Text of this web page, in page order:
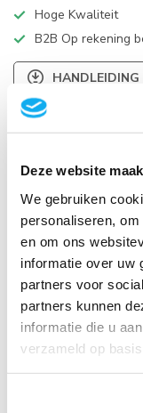
Deze website
We gebruiken
personaliseren,
en om ons
informatie over uw
partners voor
partners kunnen
informatie die u
verzameld op
Hoge Kwaliteit
B2B Op rekening
HANDLEIDING
Specificaties
Reviews
Heeft
Of
contact